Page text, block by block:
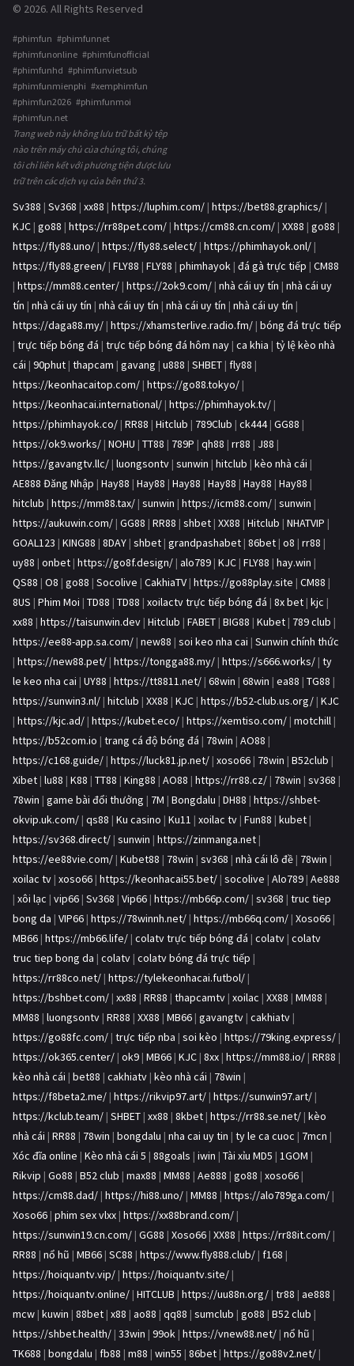
© 2026. All Rights Reserved
#phimfun #phimfunnet
#phimfunonline #phimfunofficial
#phimfunhd #phimfunvietsub
#phimfunmienphi #xemphimfun
#phimfun2026 #phimfunmoi
#phimfun.net
Trang web này không lưu trữ bất kỳ tệp
nào trên máy chủ của chúng tôi, chúng
tôi chỉ liên kết với phương tiện được lưu
trữ trên các dịch vụ của bên thứ 3.
Sv388 | Sv368 | xx88 | https://luphim.com/ | https://bet88.graphics/ |
KJC | go88 | https://rr88pet.com/ | https://cm88.cn.com/ | XX88 | go88 |
https://fly88.uno/ | https://fly88.select/ | https://phimhayok.onl/ |
https://fly88.green/ | FLY88 | FLY88 | phimhayok | đá gà trực tiếp | CM88
| https://mm88.center/ | https://2ok9.com/ | nhà cái uy tín | nhà cái uy
tín | nhà cái uy tín | nhà cái uy tín | nhà cái uy tín | nhà cái uy tín |
https://daga88.my/ | https://xhamsterlive.radio.fm/ | bóng đá trực tiếp
| trực tiếp bóng đá | trực tiếp bóng đá hôm nay | ca khia | tỷ lệ kèo nhà
cái | 90phut | thapcam | gavang | u888 | SHBET | fly88 |
https://keonhacaitop.com/ | https://go88.tokyo/ |
https://keonhacai.international/ | https://phimhayok.tv/ |
https://phimhayok.co/ | RR88 | Hitclub | 789Club | ck444| GG88 |
https://ok9.works/ | NOHU | TT88 | 789P | qh88 | rr88 | J88 |
https://gavangtv.llc/ | luongsontv | sunwin | hitclub | kèo nhà cái |
AE888 Đăng Nhập | Hay88 | Hay88 | Hay88 | Hay88 | Hay88 | Hay88 |
hitclub | https://mm88.tax/ | sunwin | https://icm88.com/ | sunwin |
https://aukuwin.com/ | GG88 | RR88 | shbet | XX88 | Hitclub | NHATVIP |
GOAL123 | KING88 | 8DAY | shbet | grandpashabet | 86bet | o8 | rr88 |
uy88 | onbet | https://go8f.design/ | alo789 | KJC | FLY88 | hay.win |
QS88 | O8 | go88 | Socolive | CakhiaTV | https://go88play.site | CM88 |
8US | Phim Moi | TD88 | TD88 | xoilactv trực tiếp bóng đá | 8x bet | kjc |
xx88 | https://taisunwin.dev | Hitclub | FABET | BIG88 | Kubet | 789 club |
https://ee88-app.sa.com/ | new88 | soi keo nha cai | Sunwin chính thức
| https://new88.pet/ | https://tongga88.my/ | https://s666.works/ | ty
le keo nha cai | UY88 | https://tt8811.net/ | 68win | 68win | ea88 | TG88 |
https://sunwin3.nl/ | hitclub | XX88 | KJC | https://b52-club.us.org/ | KJC
| https://kjc.ad/ | https://kubet.eco/ | https://xemtiso.com/ | motchill |
https://b52com.io | trang cá độ bóng đá | 78win | AO88 |
https://c168.guide/ | https://luck81.jp.net/ | xoso66 | 78win | B52club |
Xibet | lu88 | K88 | TT88 | King88 | AO88 | https://rr88.cz/ | 78win | sv368 |
78win | game bài đổi thưởng | 7M | Bongdalu | DH88 | https://shbet-
okvip.uk.com/ | qs88 | Ku casino | Ku11 | xoilac tv | Fun88 | kubet |
https://sv368.direct/ | sunwin | https://zinmanga.net |
https://ee88vie.com/ | Kubet88 | 78win | sv368 | nhà cái lô đề | 78win |
xoilac tv | xoso66 | https://keonhacai55.bet/ | socolive | Alo789 | Ae888
| xôi lạc | vip66 | Sv368 | Vip66 | https://mb66p.com/ | sv368 | truc tiep
bong da | VIP66 | https://78winnh.net/ | https://mb66q.com/ | Xoso66 |
MB66 | https://mb66.life/ | colatv trực tiếp bóng đá | colatv | colatv
truc tiep bong da | colatv | colatv bóng đá trực tiếp |
https://rr88co.net/ | https://tylekeonhacai.futbol/ |
https://bshbet.com/ | xx88 | RR88 | thapcamtv | xoilac | XX88 | MM88 |
MM88 | luongsontv | RR88 | XX88 | MB66 | gavangtv | cakhiatv |
https://go88fc.com/ | trực tiếp nba | soi kèo | https://79king.express/ |
https://ok365.center/ | ok9 | MB66 | KJC | 8xx | https://mm88.io/ | RR88 |
kèo nhà cái | bet88 | cakhiatv | kèo nhà cái | 78win |
https://f8beta2.me/ | https://rikvip97.art/ | https://sunwin97.art/ |
https://kclub.team/ | SHBET | xx88 | 8kbet | https://rr88.se.net/ | kèo
nhà cái | RR88 | 78win | bongdalu | nha cai uy tin | ty le ca cuoc | 7mcn |
Xóc đĩa online | Kèo nhà cái 5 | 88goals | iwin | Tài xỉu MD5 | 1GOM |
Rikvip | Go88 | B52 club | max88 | MM88 | Ae888 | go88 | xoso66 |
https://cm88.dad/ | https://hi88.uno/ | MM88 | https://alo789ga.com/ |
Xoso66 | phim sex vlxx | https://xx88brand.com/ |
https://sunwin19.cn.com/ | GG88 | Xoso66 | XX88 | https://rr88it.com/ |
RR88 | nổ hũ | MB66 | SC88 | https://www.fly888.club/ | f168 |
https://hoiquantv.vip/ | https://hoiquantv.site/ |
https://hoiquantv.online/ | HITCLUB | https://uu88n.org/ | tr88 | ae888 |
mcw | kuwin | 88bet | x88 | ao88 | qq88 | sumclub | go88 | B52 club |
https://shbet.health/ | 33win | 99ok | https://vnew88.net/ | nổ hũ |
TK688 | bongdalu | fb88 | m88 | win55 | 86bet | https://go88v2.net/ |